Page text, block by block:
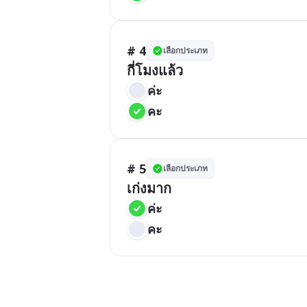
# 4 เลือกประเภท
กี่โมงแล้ว
ค่ะ
คะ
# 5 เลือกประเภท
เก่งมาก
ค่ะ
คะ